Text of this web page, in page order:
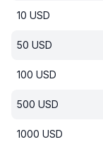
10 USD
50 USD
100 USD
500 USD
1000 USD